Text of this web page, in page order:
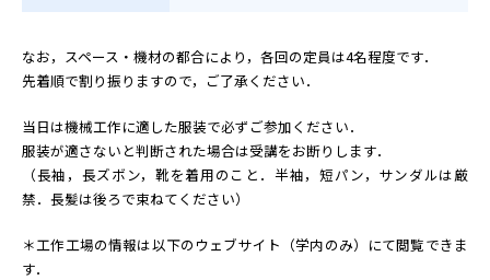
なお，スペース・機材の都合により，各回の定員は4名程度です．
先着順で割り振りますので，ご了承ください．
当日は機械工作に適した服装で必ずご参加ください．
服装が適さないと判断された場合は受講をお断りします．
（長袖，長ズボン，靴を着用のこと．半袖，短パン，サンダルは厳
禁．長髪は後ろで束ねてください）
＊工作工場の情報は以下のウェブサイト（学内のみ）にて閲覧できま
す．